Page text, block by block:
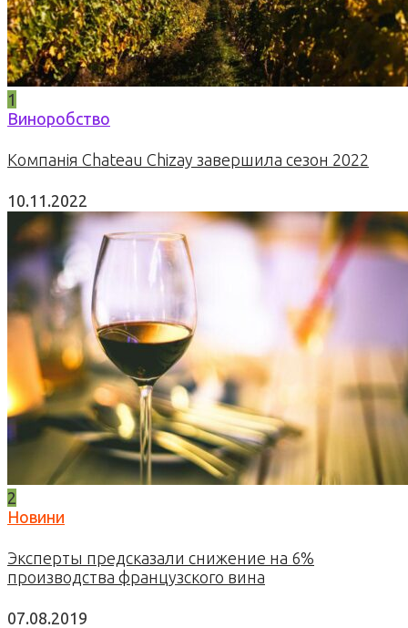
1
Виноробство
Компанія Chateau Chizay завершила сезон 2022
10.11.2022
2
Новини
Эксперты предсказали снижение на 6%
производства французского вина
07.08.2019